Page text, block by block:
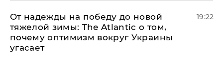
От надежды на победу до новой
тяжелой зимы: The Atlantic о том,
почему оптимизм вокруг Украины
угасает
19:22